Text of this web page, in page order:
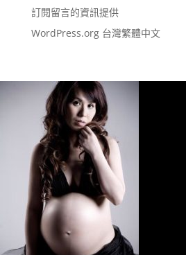
訂閱留言的資訊提供
WordPress.org 台灣繁體中文